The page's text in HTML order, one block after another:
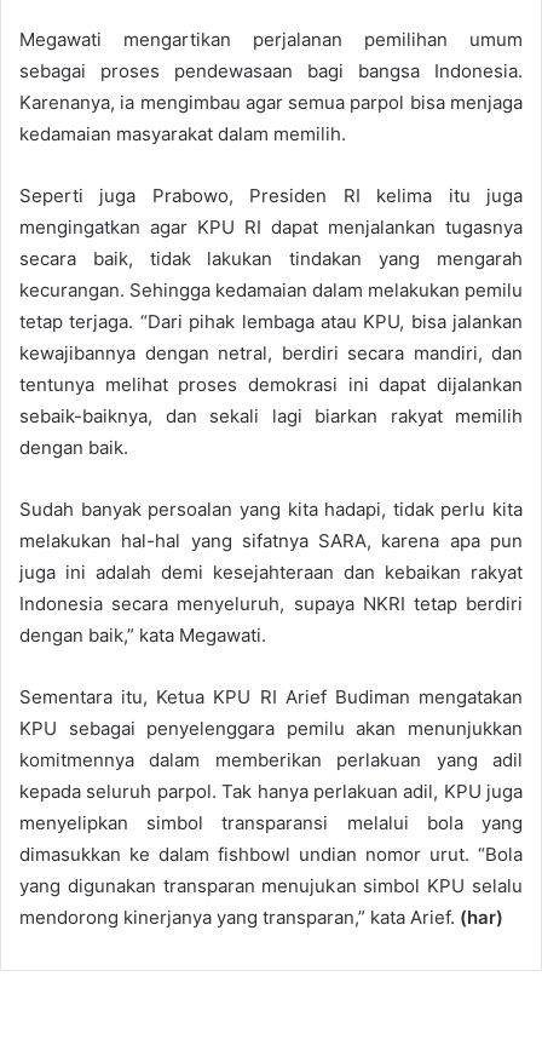
Megawati mengartikan perjalanan pemilihan umum
sebagai proses pendewasaan bagi bangsa Indonesia.
Karenanya, ia mengimbau agar semua parpol bisa menjaga
kedamaian masyarakat dalam memilih.
Seperti juga Prabowo, Presiden RI kelima itu juga
mengingatkan agar KPU RI dapat menjalankan tugasnya
secara baik, tidak lakukan tindakan yang mengarah
kecurangan. Sehingga kedamaian dalam melakukan pemilu
tetap terjaga. “Dari pihak lembaga atau KPU, bisa jalankan
kewajibannya dengan netral, berdiri secara mandiri, dan
tentunya melihat proses demokrasi ini dapat dijalankan
sebaik-baiknya, dan sekali lagi biarkan rakyat memilih
dengan baik.
Sudah banyak persoalan yang kita hadapi, tidak perlu kita
melakukan hal-hal yang sifatnya SARA, karena apa pun
juga ini adalah demi kesejahteraan dan kebaikan rakyat
Indonesia secara menyeluruh, supaya NKRI tetap berdiri
dengan baik,” kata Megawati.
Sementara itu, Ketua KPU RI Arief Budiman mengatakan
KPU sebagai penyelenggara pemilu akan menunjukkan
komitmennya dalam memberikan perlakuan yang adil
kepada seluruh parpol. Tak hanya perlakuan adil, KPU juga
menyelipkan simbol transparansi melalui bola yang
dimasukkan ke dalam fishbowl undian nomor urut. “Bola
yang digunakan transparan menujukan simbol KPU selalu
mendorong kinerjanya yang transparan,” kata Arief. (har)